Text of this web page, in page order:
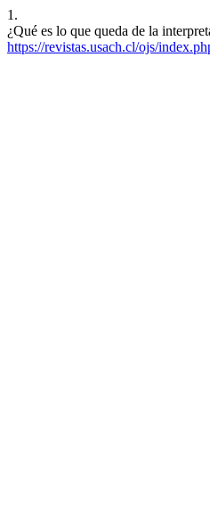
1.
¿Qué es lo que queda de la
https://revistas.usach.cl/ojs/